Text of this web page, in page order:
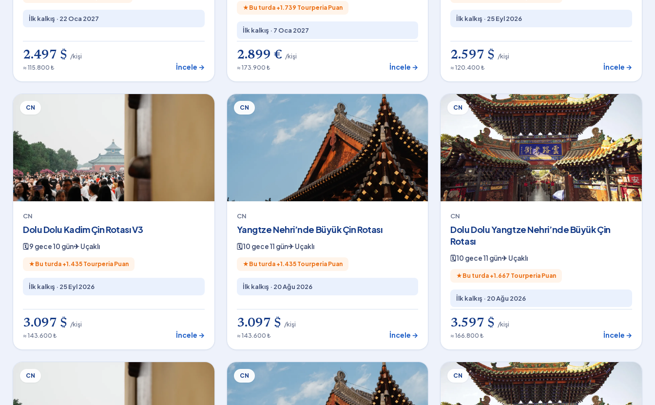
İlk kalkış · 22 Oca 2027
2.497 $ /kişi
≈ 115.800 ₺
İncele →
★ Bu turda +1.739 Tourperia Puan
İlk kalkış · 7 Oca 2027
2.899 € /kişi
≈ 173.900 ₺
İncele →
İlk kalkış · 25 Eyl 2026
2.597 $ /kişi
≈ 120.400 ₺
İncele →
CN
CN
Dolu Dolu Kadim Çin Rotası V3
🗓9 gece 10 gün✈Uçaklı
★ Bu turda +1.435 Tourperia Puan
İlk kalkış · 25 Eyl 2026
3.097 $ /kişi
≈ 143.600 ₺
İncele →
CN
CN
Yangtze Nehri’nde Büyük Çin Rotası
🗓10 gece 11 gün✈Uçaklı
★ Bu turda +1.435Tourperia Puan
İlk kalkış · 20 Ağu 2026
3.097 $ /kişi
≈ 143.600 ₺
İncele →
CN
CN
Dolu Dolu Yangtze Nehri’nde Büyük Çin
Rotası
🗓10 gece 11 gün✈Uçaklı
★ Bu turda +1.667 Tourperia Puan
İlk kalkış · 20 Ağu 2026
3.597 $ /kişi
≈ 166.800 ₺
İncele →
CN CN CN